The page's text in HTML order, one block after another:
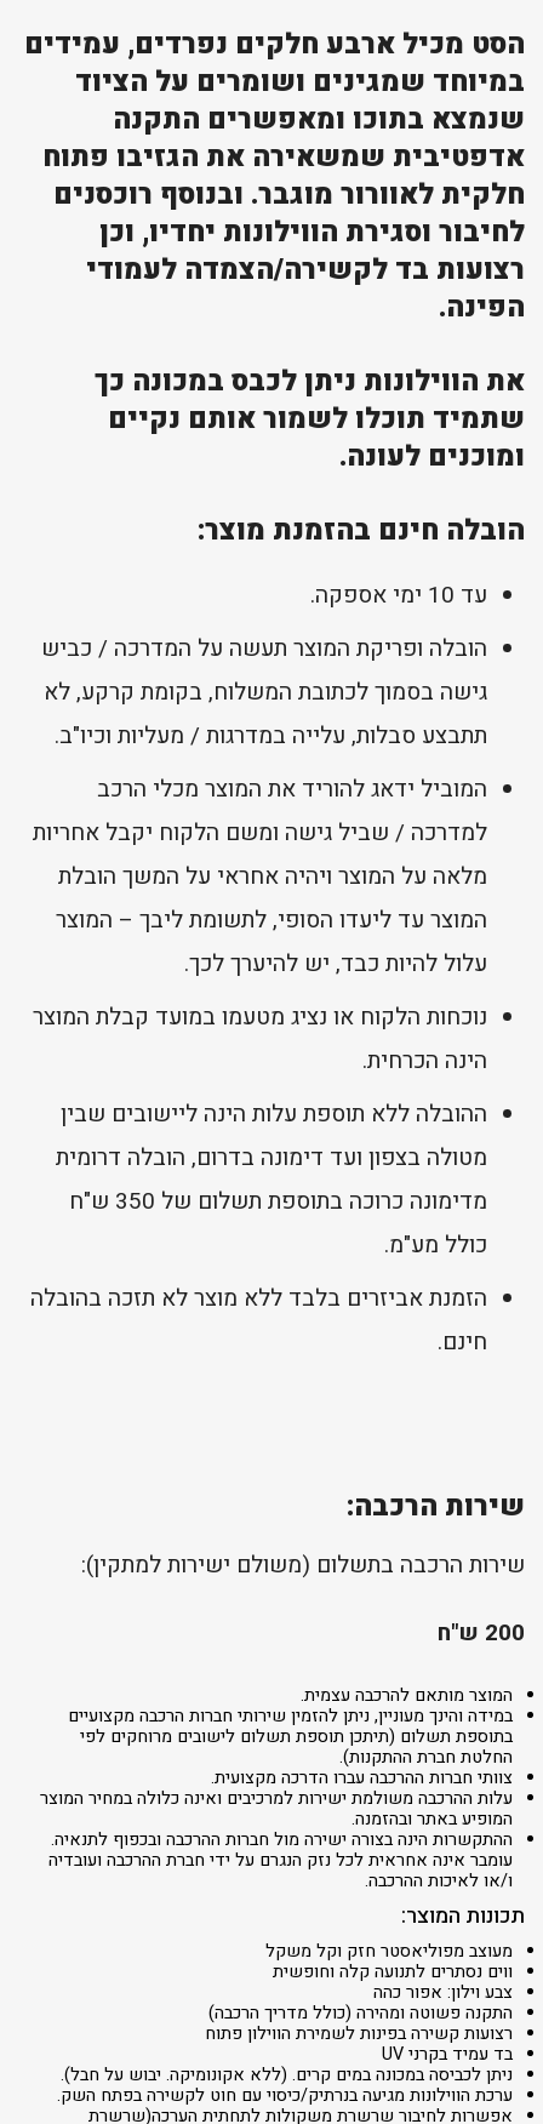
הסט מכיל ארבע חלקים נפרדים, עמידים
במיוחד שמגינים ושומרים על הציוד
שנמצא בתוכו ומאפשרים התקנה
אדפטיבית שמשאירה את הגזיבו פתוח
חלקית לאוורור מוגבר. ובנוסף רוכסנים
לחיבור וסגירת הווילונות יחדיו, וכן
רצועות בד לקשירה/הצמדה לעמודי
הפינה.
את הווילונות ניתן לכבס במכונה כך
שתמיד תוכלו לשמור אותם נקיים
ומוכנים לעונה.
הובלה חינם בהזמנת מוצר:
עד 10 ימי אספקה.
הובלה ופריקת המוצר תעשה על המדרכה / כביש
גישה בסמוך לכתובת המשלוח, בקומת קרקע, לא
תתבצע סבלות, עלייה במדרגות / מעליות וכיו"ב.
המוביל ידאג להוריד את המוצר מכלי הרכב
למדרכה / שביל גישה ומשם הלקוח יקבל אחריות
מלאה על המוצר ויהיה אחראי על המשך הובלת
המוצר עד ליעדו הסופי, לתשומת ליבך – המוצר
עלול להיות כבד, יש להיערך לכך.
נוכחות הלקוח או נציג מטעמו במועד קבלת המוצר
הינה הכרחית.
ההובלה ללא תוספת עלות הינה ליישובים שבין
מטולה בצפון ועד דימונה בדרום, הובלה דרומית
מדימונה כרוכה בתוספת תשלום של 350 ש"ח
כולל מע"מ.
הזמנת אביזרים בלבד ללא מוצר לא תזכה בהובלה
חינם.
שירות הרכבה:
שירות הרכבה בתשלום (משולם ישירות למתקין):
200 ש"ח
המוצר מותאם להרכבה עצמית.
במידה והינך מעוניין, ניתן להזמין שירותי חברות הרכבה מקצועיים
בתוספת תשלום (תיתכן תוספת תשלום לישובים מרוחקים לפי
החלטת חברת ההתקנות).
צוותי חברות ההרכבה עברו הדרכה מקצועית.
עלות ההרכבה משולמת ישירות למרכיבים ואינה כלולה במחיר המוצר
המופיע באתר ובהזמנה.
ההתקשרות הינה בצורה ישירה מול חברות ההרכבה ובכפוף לתנאיה.
עומבר אינה אחראית לכל נזק הנגרם על ידי חברת ההרכבה ועובדיה
ו/או לאיכות ההרכבה.
תכונות המוצר:
מעוצב מפוליאסטר חזק וקל משקל
ווים נסתרים לתנועה קלה וחופשית
צבע וילון: אפור כהה
התקנה פשוטה ומהירה (כולל מדריך הרכבה)
רצועות קשירה בפינות לשמירת הווילון פתוח
בד עמיד בקרני UV
ניתן לכביסה במכונה במים קרים. (ללא אקונומיקה. יבוש על חבל).
ערכת הווילונות מגיעה בנרתיק/כיסוי עם חוט לקשירה בפתח השק.
אפשרות לחיבור שרשרת משקולות לתחתית הערכה(שרשרת